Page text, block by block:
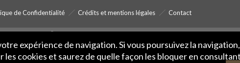
de Confidentialité Crédits et mentions légales Contact
© IME 2017-2020
expérience de navigation. Si vous poursuivez la
cookies et saurez de quelle façon les bloquer en